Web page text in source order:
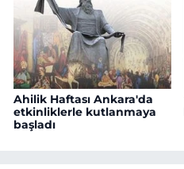
Ahilik Haftası Ankara'da
etkinliklerle kutlanmaya
başladı